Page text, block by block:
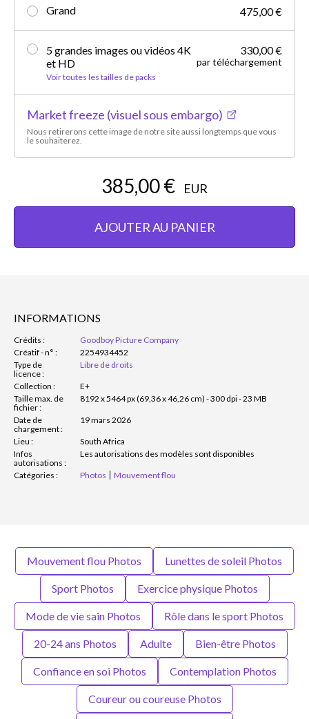
Grand 475,00 €
5 grandes images ou vidéos 4K
et HD
Voir toutes les tailles de packs
330,00 €
par téléchargement
Market freeze (visuel sous embargo)
Nous retirerons cette image de notre site aussi longtemps que vous
le souhaiterez.
385,00 € EUR
AJOUTER AU PANIER
INFORMATIONS
Crédits :
Goodboy Picture Company
Créatif - n° :
2254934452
Type de
licence :
Libre de droits
Collection :
E+
Taille max. de
fichier :
8192 x 5464 px (69,36 x 46,26 cm) - 300 dpi - 23 MB
Date de
chargement :
19 mars 2026
Lieu :
South Africa
Infos
autorisations :
Les autorisations des modèles sont disponibles
Catégories : Photos Mouvement flou
Mouvement flou Photos Lunettes de soleil Photos
Sport Photos Exercice physique Photos
Mode de vie sain Photos Rôle dans le sport Photos
20-24 ans Photos Adulte Bien-être Photos
Confiance en soi Photos Contemplation Photos
Coureur ou coureuse Photos